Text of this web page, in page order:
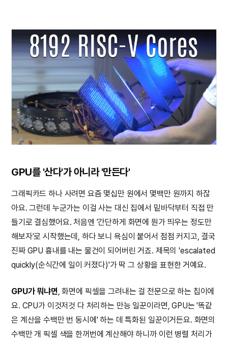
GPU를 '산다'가 아니라 '만든다'
그래픽카드 하나 사려면 요즘 몇십만 원에서 몇백만 원까지 하잖
아요. 그런데 누군가는 이걸 사는 대신 집에서 밑바닥부터 직접 만
들기로 결심했어요. 처음엔 '간단하게 화면에 뭔가 띄우는 정도만
해보자'로 시작했는데, 하다 보니 욕심이 붙어서 점점 커지고, 결국
진짜 GPU 흉내를 내는 물건이 되어버린 거죠. 제목의 'escalated
quickly(순식간에 일이 커졌다)'가 딱 그 상황을 표현한 거예요.
GPU가 뭐냐면, 화면에 픽셀을 그려내는 걸 전문으로 하는 칩이에
요. CPU가 이것저것 다 처리하는 만능 일꾼이라면, GPU는 '똑같
은 계산을 수백만 번 동시에' 하는 데 특화된 일꾼이거든요. 화면의
수백만 개 픽셀 색을 한꺼번에 계산해야 하니까 이런 병렬 처리가